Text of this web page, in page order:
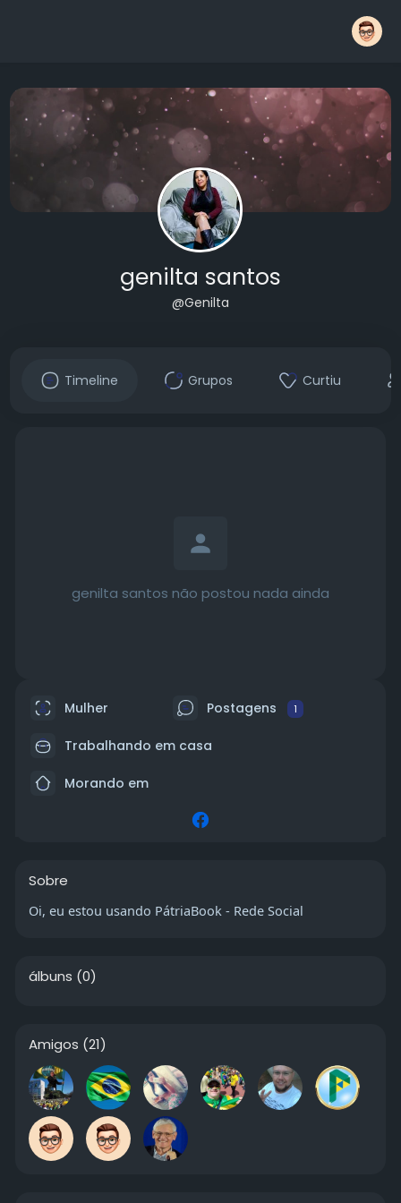
genilta santos
@Genilta
Timeline Grupos Curtiu
genilta santos não postou nada ainda
Mulher Postagens 1
Trabalhando em casa
Morando em
Sobre
Oi, eu estou usando PátriaBook - Rede Social
álbuns (0)
Amigos (21)